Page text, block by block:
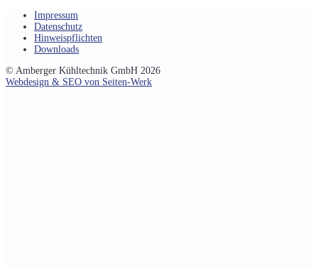
Impressum
Datenschutz
Hinweispflichten
Downloads
© Amberger Kühltechnik GmbH 2026
Webdesign & SEO von Seiten-Werk